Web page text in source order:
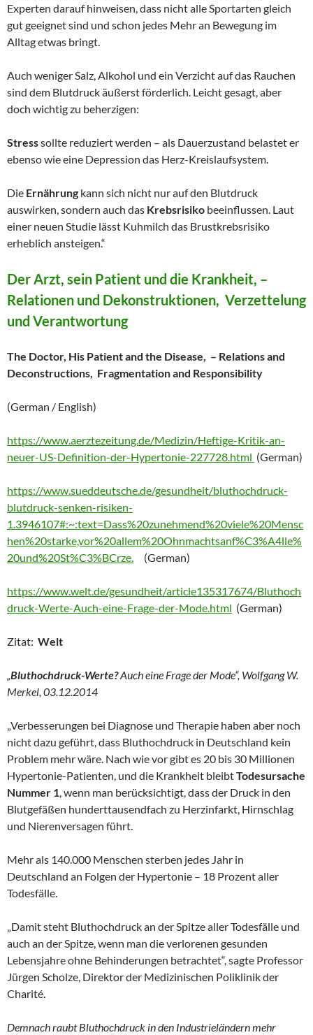
Experten darauf hinweisen, dass nicht alle Sportarten gleich
gut geeignet sind und schon jedes Mehr an Bewegung im
Alltag etwas bringt.
Auch weniger Salz, Alkohol und ein Verzicht auf das Rauchen
sind dem Blutdruck äußerst förderlich. Leicht gesagt, aber
doch wichtig zu beherzigen:
Stresssollte reduziert werden – als Dauerzustand belastet er
ebenso wie eine Depression das Herz-Kreislaufsystem.
Die Ernährung kann sich nicht nur auf den Blutdruck
auswirken, sondern auch das Krebsrisiko beeinflussen. Laut
einer neuen Studie lässt Kuhmilch das Brustkrebsrisiko
erheblich ansteigen.“
Der Arzt, sein Patient und die Krankheit, –
Relationen und Dekonstruktionen, Verzettelung
und Verantwortung
The Doctor, His Patient and the Disease, – Relations and
Deconstructions, Fragmentation and Responsibility
(German / English)
https://www.aerztezeitung.de/Medizin/Heftige-Kritik-an-
neuer-US-Definition-der-Hypertonie-227728.html (German)
https://www.sueddeutsche.de/gesundheit/bluthochdruck-
blutdruck-senken-risiken-
1.3946107#:~:text=Dass%20zunehmend%20viele%20Mensc
hen%20starke,vor%20allem%20Ohnmachtsanf%C3%A4lle%
20und%20St%C3%BCrze. (German)
https://www.welt.de/gesundheit/article135317674/Bluthoch
druck-Werte-Auch-eine-Frage-der-Mode.html (German)
Zitat: Welt
„Bluthochdruck-Werte?Auch eine Frage der Mode“, Wolfgang W.
Merkel, 03.12.2014
„Verbesserungen bei Diagnose und Therapie haben aber noch
nicht dazu geführt, dass Bluthochdruck in Deutschland kein
Problem mehr wäre. Nach wie vor gibt es 20 bis 30 Millionen
Hypertonie-Patienten, und die Krankheit bleibtTodesursache
Nummer 1, wenn man berücksichtigt, dass der Druck in den
Blutgefäßen hunderttausendfach zu Herzinfarkt, Hirnschlag
und Nierenversagen führt.
Mehr als 140.000 Menschen sterben jedes Jahr in
Deutschland an Folgen der Hypertonie – 18 Prozent aller
Todesfälle.
„Damit steht Bluthochdruck an der Spitze aller Todesfälle und
auch an der Spitze, wenn man die verlorenen gesunden
Lebensjahre ohne Behinderungen betrachtet“, sagte Professor
Jürgen Scholze, Direktor der Medizinischen Poliklinik der
Charité.
Demnach raubt Bluthochdruck in den Industrieländern mehr